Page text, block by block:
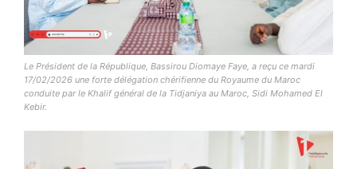
Le Président de la République, Bassirou Diomaye Faye, a reçu ce mardi
17/02/2026 une forte délégation chérifienne du Royaume du Maroc
conduite par le Khalif général de la Tidjaniya au Maroc, Sidi Mohamed El
Kebir.